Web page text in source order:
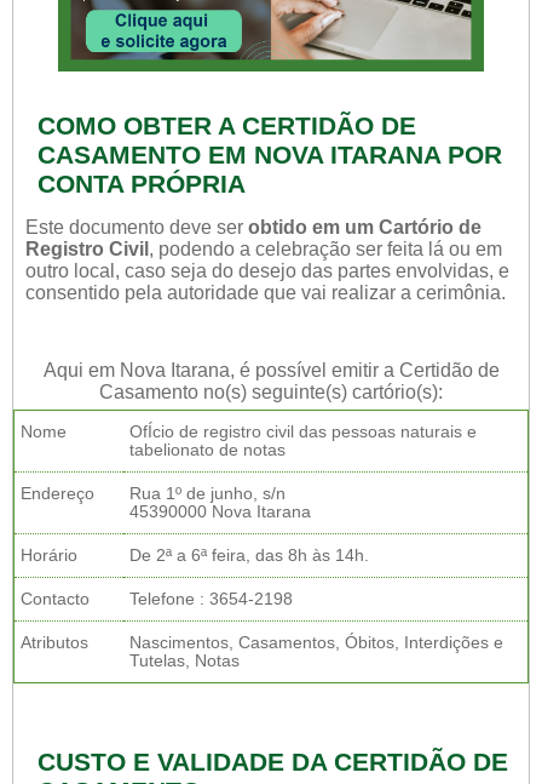
COMO OBTER A CERTIDÃO DE
CASAMENTO EM NOVA ITARANA POR
CONTA PRÓPRIA
Este documento deve ser obtido em um Cartório de
Registro Civil , podendo a celebração ser feita lá ou em
outro local, caso seja do desejo das partes envolvidas, e
consentido pela autoridade que vai realizar a cerimônia.
Aqui em Nova Itarana, é possível emitir a Certidão de
Casamento no(s) seguinte(s) cartório(s):
Nome
OfÍcio de registro civil das pessoas naturais e
tabelionato de notas
Endereço
Rua 1º de junho, s/n
45390000 Nova Itarana
Horário De 2ª a 6ª feira, das 8h às 14h.
Contacto Telefone : 3654-2198
Atributos
Nascimentos, Casamentos, Óbitos, Interdições e
Tutelas, Notas
CUSTO E VALIDADE DA CERTIDÃO DE